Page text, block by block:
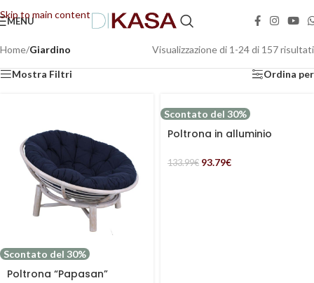
Skip to main content
📢 Dal 08/08/2026 al 23/08/2026 (compresi) gli ordini saranno evasi con tempi di
MENU
Home/Giardino Visualizzazione di 1-24 di 157 risultati
Mostra Filtri Ordina per
Scontato del 30%
Poltrona “Papasan”
Scontato del 30%
Poltrona in alluminio
PVC marrone
133.99€ 93.79€